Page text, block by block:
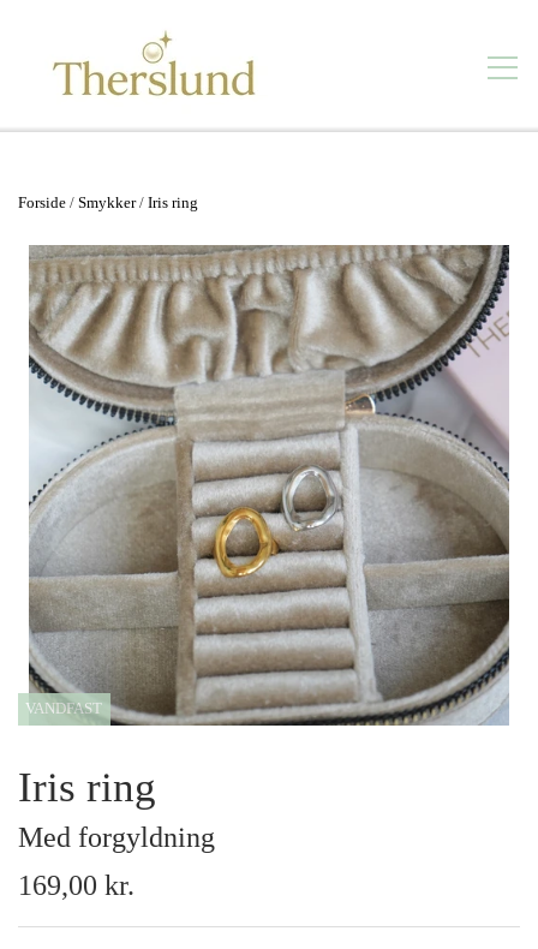
Se alt
Vandfaste smykker
Øreringe
Ørestikker
Ringe
Armbånd
Halskæder
Ankelkæder
Gavekort
Kontakt
Forhandlere
Butik
Om mig
Forside Smykker Iris ring
VANDFAST
Iris ring
Med forgyldning
169,00 kr.